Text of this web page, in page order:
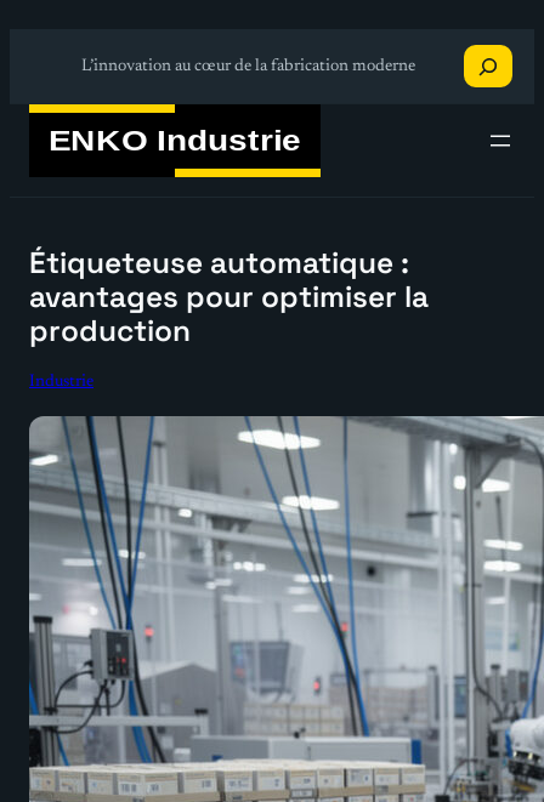
L’innovation au cœur de la fabrication moderne
Recherche
Étiqueteuse automatique :
avantages pour optimiser la
production
Industrie